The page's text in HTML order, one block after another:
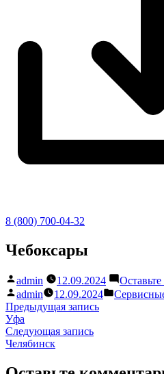
8 (800) 700-04-32
Перейти
Чебоксары
Написано
автором
admin 12.09.2024
Написано
автором
admin 12.09.2024
Написано
Навигация
по
записям
Предыдущая записьПредыдущая
Уфа
Следующая записьСледующая
Челябинск